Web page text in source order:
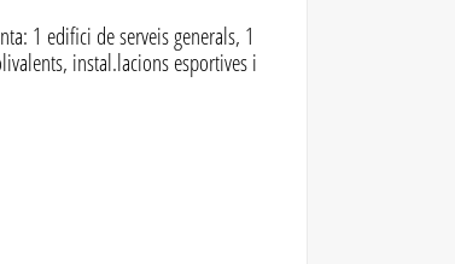
1 edifici de serveis generals, 1
instal.lacions esportives i